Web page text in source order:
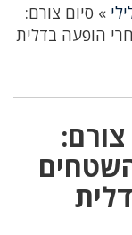
» סיום צורם:
הופעה בדלית